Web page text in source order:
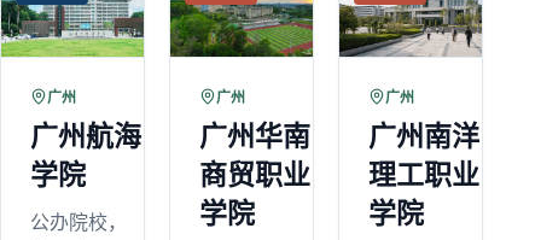
广州
广州航海
学院
公办院校，
广州
广州华南
商贸职业
学院
广州
广州南洋
理工职业
学院